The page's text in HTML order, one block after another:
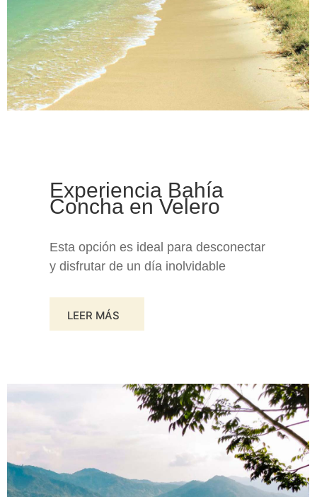
Experiencia Bahía
Concha en Velero
Esta opción es ideal para desconectar
y disfrutar de un día inolvidable
LEER MÁS